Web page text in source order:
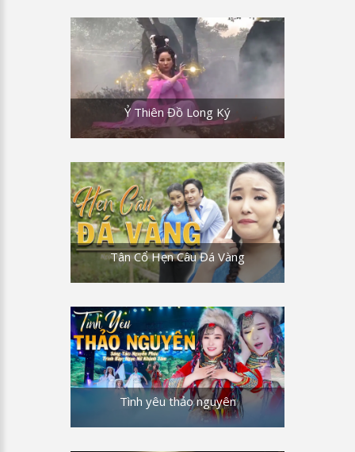
Ỷ Thiên Đồ Long Ký
Tân Cổ Hẹn Câu Đá Vàng
Tình yêu thảo nguyên